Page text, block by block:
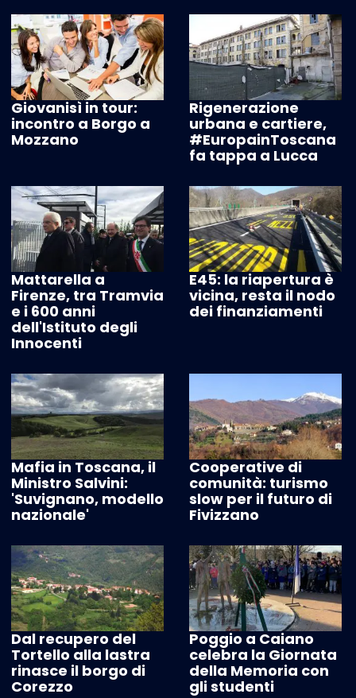
Giovanisì in tour:
incontro a Borgo a
Mozzano
Rigenerazione
urbana e cartiere,
#EuropainToscana
fa tappa a Lucca
Mattarella a
Firenze, tra Tramvia
e i 600 anni
dell'Istituto degli
Innocenti
E45: la riapertura è
vicina, resta il nodo
dei finanziamenti
Mafia in Toscana, il
Ministro Salvini:
'Suvignano, modello
nazionale'
Cooperative di
comunità: turismo
slow per il futuro di
Fivizzano
Dal recupero del
Tortello alla lastra
rinasce il borgo di
Corezzo
Poggio a Caiano
celebra la Giornata
della Memoria con
gli studenti